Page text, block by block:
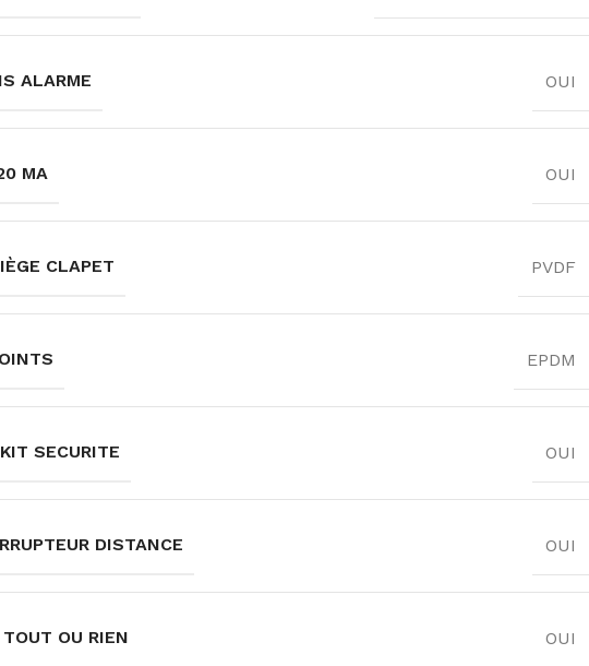
ALARME OUI
MA OUI
CLAPET PVDF
EPDM
SECURITE OUI
DISTANCE OUI
OU RIEN OUI